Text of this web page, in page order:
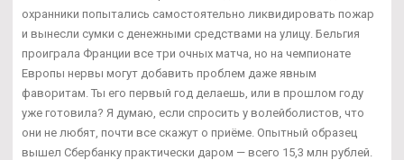
охранники попытались самостоятельно ликвидировать пожар
и вынесли сумки с денежными средствами на улицу. Бельгия
проиграла Франции все три очных матча, но на чемпионате
Европы нервы могут добавить проблем даже явным
фаворитам. Ты его первый год делаешь, или в прошлом году
уже готовила? Я думаю, если спросить у волейболистов, что
они не любят, почти все скажут о приёме. Опытный образец
вышел Сбербанку практически даром — всего 15,3 млн рублей.